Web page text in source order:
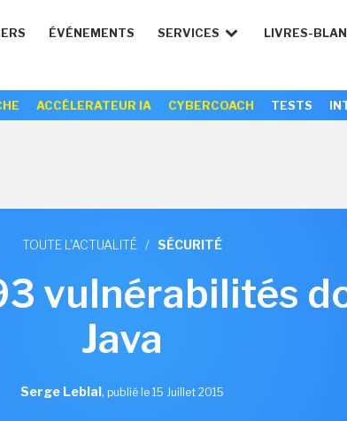
ÉVÉNEMENTS SERVICES LIVRES-
ACCÉLERATEUR IA CYBERCOACH TESTS
TOUTE L'ACTUALITÉ / SÉCURITÉ
vulnérabilités
Java
Serge Leblal, publié le 15 Juillet 2015